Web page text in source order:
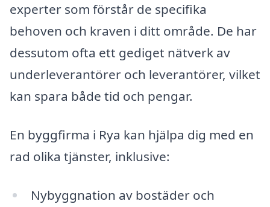
experter som förstår de specifika
behoven och kraven i ditt område. De har
dessutom ofta ett gediget nätverk av
underleverantörer och leverantörer, vilket
kan spara både tid och pengar.
En byggfirma i Rya kan hjälpa dig med en
rad olika tjänster, inklusive:
Nybyggnation av bostäder och